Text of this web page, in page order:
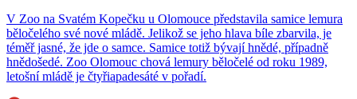
V Zoo na Svatém Kopečku u Olomouce představila samice lemura
běločelého své nové mládě. Jelikož se jeho hlava bíle zbarvila, je
téměř jasné, že jde o samce. Samice totiž bývají hnědé, případně
hnědošedé. Zoo Olomouc chová lemury běločelé od roku 1989,
letošní mládě je čtyřiapadesáté v pořadí.